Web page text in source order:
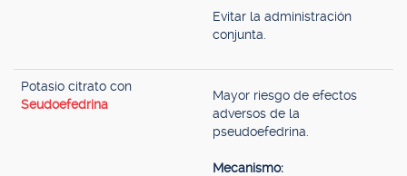
Evitar la administración
conjunta.
Potasio citrato con
Seudoefedrina
Mayor riesgo de efectos
adversos de la
pseudoefedrina.
Mecanismo: